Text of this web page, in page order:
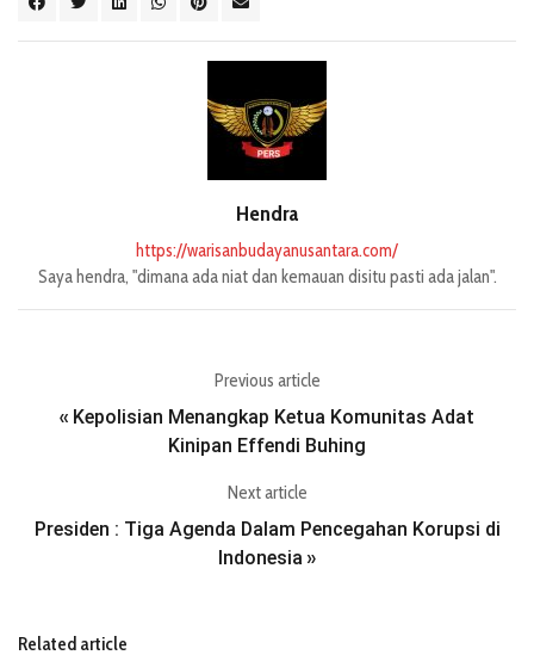
Hendra
https://warisanbudayanusantara.com/
Saya hendra, "dimana ada niat dan kemauan disitu pasti ada jalan".
Previous article
« Kepolisian Menangkap Ketua Komunitas Adat
Kinipan Effendi Buhing
Next article
Presiden : Tiga Agenda Dalam Pencegahan Korupsi di
Indonesia »
Related article